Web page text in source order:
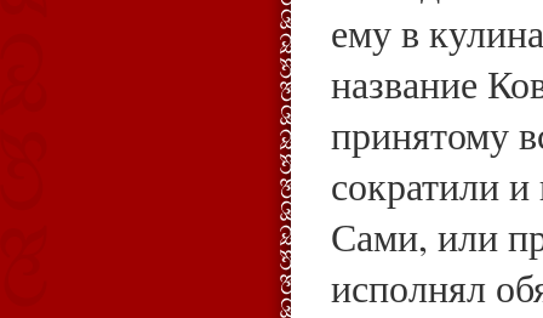
ему в
название
принятому
сократили и
Сами, или
исполнял